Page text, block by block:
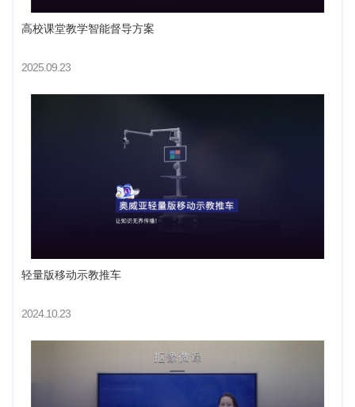
高校课堂教学智能督导方案
2025.09.23
轻量版移动示教推车
2024.10.23